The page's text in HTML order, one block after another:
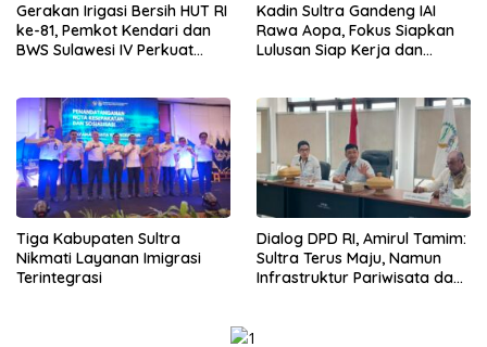
Gerakan Irigasi Bersih HUT RI
ke-81, Pemkot Kendari dan
BWS Sulawesi IV Perkuat
Kadin Sultra Gandeng IAI
Rawa Aopa, Fokus Siapkan
Lulusan Siap Kerja dan
Tiga Kabupaten Sultra
Nikmati Layanan Imigrasi
Terintegrasi
Dialog DPD RI, Amirul Tamim:
Sultra Terus Maju, Namun
Infrastruktur Pariwisata dan